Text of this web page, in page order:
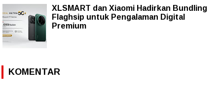
XLSMART dan Xiaomi Hadirkan Bundling
Flaghsip untuk Pengalaman Digital
Premium
KOMENTAR